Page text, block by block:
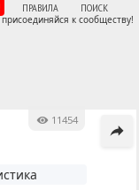
ПРАВИЛА ПОИСК
к сообществу!
11454